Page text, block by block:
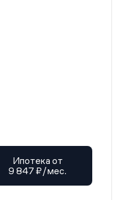
Ипотека от
9 847 ₽/мес.